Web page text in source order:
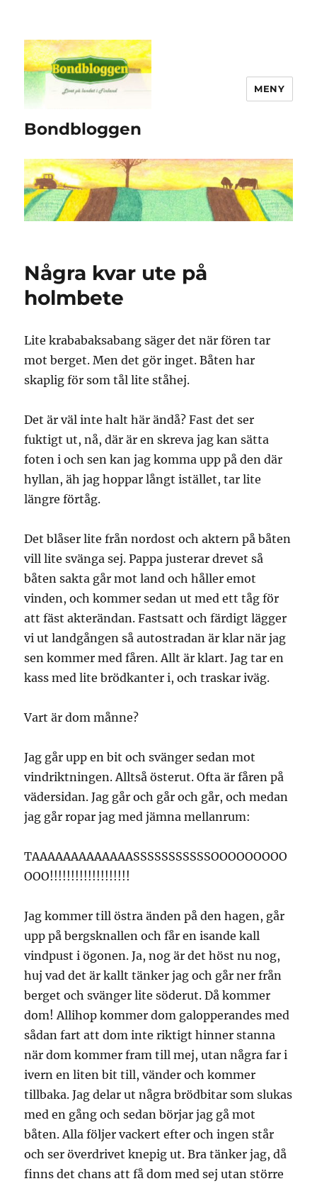
Bondbloggen
MENY
Några kvar ute på
holmbete
Lite krababaksabang säger det när fören tar
mot berget. Men det gör inget. Båten har
skaplig för som tål lite ståhej.
Det är väl inte halt här ändå? Fast det ser
fuktigt ut, nå, där är en skreva jag kan sätta
foten i och sen kan jag komma upp på den där
hyllan, äh jag hoppar långt istället, tar lite
längre förtåg.
Det blåser lite från nordost och aktern på båten
vill lite svänga sej. Pappa justerar drevet så
båten sakta går mot land och håller emot
vinden, och kommer sedan ut med ett tåg för
att fäst akterändan. Fastsatt och färdigt lägger
vi ut landgången så autostradan är klar när jag
sen kommer med fåren. Allt är klart. Jag tar en
kass med lite brödkanter i, och traskar iväg.
Vart är dom månne?
Jag går upp en bit och svänger sedan mot
vindriktningen. Alltså österut. Ofta är fåren på
vädersidan. Jag går och går och går, och medan
jag går ropar jag med jämna mellanrum:
TAAAAAAAAAAAAASSSSSSSSSSSOOOOOOOOO
OOO!!!!!!!!!!!!!!!!!!!
Jag kommer till östra änden på den hagen, går
upp på bergsknallen och får en isande kall
vindpust i ögonen. Ja, nog är det höst nu nog,
huj vad det är kallt tänker jag och går ner från
berget och svänger lite söderut. Då kommer
dom! Allihop kommer dom galopperandes med
sådan fart att dom inte riktigt hinner stanna
när dom kommer fram till mej, utan några far i
ivern en liten bit till, vänder och kommer
tillbaka. Jag delar ut några brödbitar som slukas
med en gång och sedan börjar jag gå mot
båten. Alla följer vackert efter och ingen står
och ser överdrivet knepig ut. Bra tänker jag, då
finns det chans att få dom med sej utan större